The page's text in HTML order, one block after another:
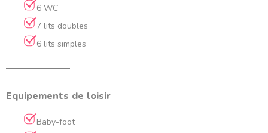
6 WC
7 lits doubles
6 lits simples
Equipements de loisir
Baby-foot